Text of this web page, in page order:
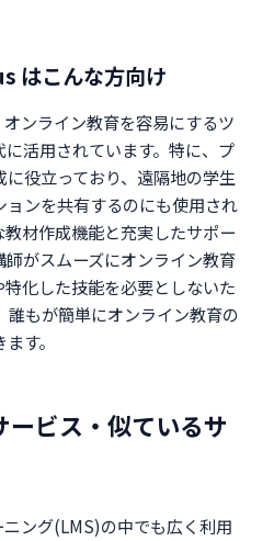
はこんな方向け
ンライン教育を容易にするツ
活用されています。特に、プ
役立っており、遠隔地の学生
ョンを共有するのにも使用され
材作成機能と充実したサポー
師がスムーズにオンライン教育
化した技能を必要としないた
誰もが簡単にオンライン教育の
す。
ービス・似ているサ
ング(LMS)の中でも広く利用